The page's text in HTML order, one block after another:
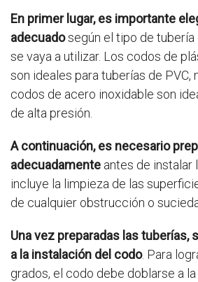
En primer lugar, es importante
adecuadosegún el tipo de tubería
se vaya a utilizar. Los codos de
son ideales para tuberías de PVC,
codos de acero inoxidable son
de alta presión.
A continuación, es necesario
adecuadamente antes de instalar
incluye la limpieza de las
de cualquier obstrucción o
Una vez preparadas las tuberías,
a la instalación del codo. Para
grados, el codo debe doblarse a